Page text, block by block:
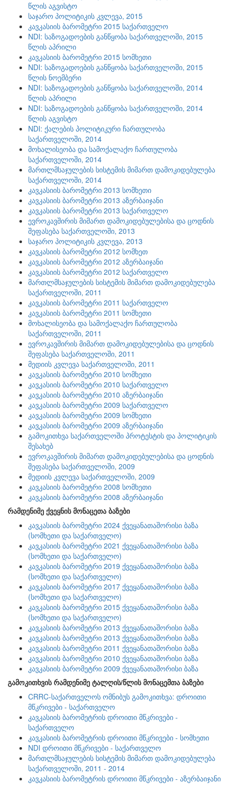
წლის აგვისტო
საჯარო პოლიტიკის კვლევა, 2015
კავკასიის ბარომეტრი 2015 საქართველო
NDI: საზოგადოების განწყობა საქართველოში, 2015
წლის აპრილი
კავკასიის ბარომეტრი 2015 სომხეთი
NDI: საზოგადოების განწყობა საქართველოში, 2015
წლის ნოემბერი
NDI: საზოგადოების განწყობა საქართველოში, 2014
წლის აპრილი
NDI: საზოგადოების განწყობა საქართველოში, 2014
წლის აგვისტო
NDI: ქალების პოლიტიკური ჩართულობა
საქართველოში, 2014
მოხალისეობა და სამოქალაქო ჩართულობა
საქართველოში, 2014
მართლმსაჯულების სისტემის მიმართ დამოკიდებულება
საქართველოში, 2014
კავკასიის ბარომეტრი 2013 სომხეთი
კავკასიის ბარომეტრი 2013 აზერბაიჯანი
კავკასიის ბარომეტრი 2013 საქართველო
ევროკავშირის მიმართ დამოკიდებულებისა და ცოდნის
შეფასება საქართველოში, 2013
საჯარო პოლიტიკის კვლევა, 2013
კავკასიის ბარომეტრი 2012 სომხეთ
კავკასიის ბარომეტრი 2012 აზერბაიჯანი
კავკასიის ბარომეტრი 2012 საქართველო
მართლმსაჯულების სისტემის მიმართ დამოკიდებულება
საქართველოში, 2011
კავკასიის ბარომეტრი 2011 საქართველო
კავკასიის ბარომეტრი 2011 სომხეთი
მოხალისეობა და სამოქალაქო ჩართულობა
საქართველოში, 2011
ევროკავშირის მიმართ დამოკიდებულებისა და ცოდნის
შეფასება საქართველოში, 2011
მედიის კვლევა საქართველოში, 2011
კავკასიის ბარომეტრი 2010 სომხეთი
კავკასიის ბარომეტრი 2010 საქართველო
კავკასიის ბარომეტრი 2010 აზერბაიჯანი
კავკასიის ბარომეტრი 2009 საქართველო
კავკასიის ბარომეტრი 2009 სომხეთი
კავკასიის ბარომეტრი 2009 აზერბაიჯანი
გამოკითხვა საქართველოში პროტესტის და პოლიტიკის
შესახებ
ევროკავშირის მიმართ დამოკიდებულებისა და ცოდნის
შეფასება საქართველოში, 2009
მედიის კვლევა საქართველოში, 2009
კავკასიის ბარომეტრი 2008 სომხეთი
კავკასიის ბარომეტრი 2008 აზერბაიჯანი
რამდენიმე ქვეყნის მონაცეთა ბაზები
კავკასიის ბარომეტრი 2024 ქვეყანათაშორისი ბაზა
(სომხეთი და საქართველო)
კავკასიის ბარომეტრი 2021 ქვეყანათაშორისი ბაზა
(სომხეთი და საქართველო)
კავკასიის ბარომეტრი 2019 ქვეყანათაშორისი ბაზა
(სომხეთი და საქართველო)
კავკასიის ბარომეტრი 2017 ქვეყანათაშორისი ბაზა
(სომხეთი და საქართველო)
კავკასიის ბარომეტრი 2015 ქვეყანათაშორისი ბაზა
(სომხეთი და საქართველო)
კავკასიის ბარომეტრი 2013 ქვეყანათაშორისი ბაზა
კავკასიის ბარომეტრი 2013 ქვეყანათაშორისი ბაზა
კავკასიის ბარომეტრი 2011 ქვეყანათაშორისი ბაზა
კავკასიის ბარომეტრი 2010 ქვეყანათაშორისი ბაზა
კავკასიის ბარომეტრი 2009 ქვეყანათაშორისი ბაზა
გამოკითხვის რამდენიმე ტალღის/წლის მონაცემთა ბაზები
CRRC-საქართველოს ომნიბუს გამოკითხვა: დროითი
მწკრივები - საქართველო
კავკასიის ბარომეტრის დროითი მწკრივები -
საქართველო
კავკასიის ბარომეტრის დროითი მწკრივები - სომხეთი
NDI დროითი მწკრივები - საქართველო
მართლმსაჯულების სისტემის მიმართ დამოკიდებულება
საქართველოში, 2011 - 2014
კავკასიის ბარომეტრის დროითი მწკრივები - აზერბაიჯანი